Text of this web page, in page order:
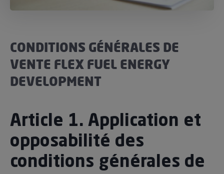
gratuit
le Superéthanol
?
garagiste
CONDITIONS GÉNÉRALES DE
VENTE FLEX FUEL ENERGY
DEVELOPMENT
Article 1. Application et
opposabilité des
conditions générales de